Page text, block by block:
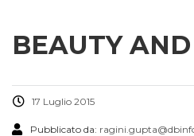
BEAUTY
17 Luglio 2015
Pubblicato da: